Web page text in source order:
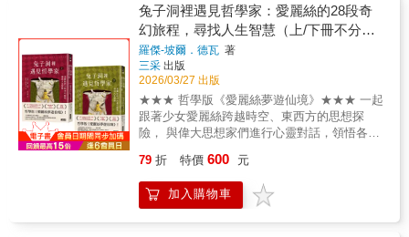
《穀倉效應》作者】吉蓮．邰蒂【《這個世界
運作的真相》、《數字裡的真相》作者】瓦茲
拉夫．史密爾【賓州大學華頓商學院教授、
《零阻力改變》作者】凱蒂．米爾克曼【英國
央行前首席經濟學家】安迪．霍爾丹【全民查
假會社總編審】陳秀鳳【台灣事實查核中心總
編輯】陳偉婷【TNL Mediagene關鍵評論網媒
體集團共同創辦人及內容長】楊士範
播學系教授】管中祥洞悉真相 ●中文推薦人依
姓名筆畫序排列❈ ❈ ❈「這是一本精采的好
書，闡述如何在謊言與誤導性的統計數據中找
到合理趨近真相的方法。在這個令人困惑的世
帥，只要我喜歡沒有什麼不可以，實讓人對臺
灣的未來感到憂心，尤其是政治上意識形態的
作祟與詐騙集團的猖獗，已嚴重影響到社會安
定。究其原因，主要在於人文素養的不足所
致。人文素養之功用，在於改造社會、淨化人
心，以及增進明辨是非的能力，使我們具有良
好的品德、明辨是非的能力，並懂得尊重別人
的人文素養，社會自然安定。 教育為百年樹
人，想讓國人擁有豐厚的人文素養底蘊，教育
單位應特別重視人文素養的培育，從小就開始
受知識的準備階段；小學應著重於品德教育的
階段；中學為人文教育的階段；大學則為依個
人興趣，選擇深化人文素養的知識，而成為專
兔子洞裡遇見哲學家：愛麗絲的28段奇
幻旅程，尋找人生智慧（上/下冊不分
售）
羅傑-坡爾．德瓦 著
三采 出版
2026/03/27 出版
★★★ 哲學版《愛麗絲夢遊仙境》★★★ 一起
跟著少女愛麗絲跨越時空、東西方的思想探
險， 與偉大思想家們進行心靈對話，領悟各種
活不值得過。」──蘇格拉底 哲學是理解和應對
當今世界變遷、不穩定地緣政局的重要工具，
思考我們是根據什麼樣的思想在行動，並從古
79 折 特價 600 元
加入購物車